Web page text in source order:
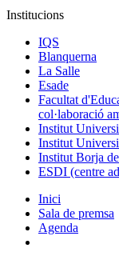
Institucions
IQS
Blanquerna
La Salle
Esade
Facultat
col·laboració
Institut
Institut
Institut Borja
ESDI (centre
Inici
Sala de premsa
Agenda